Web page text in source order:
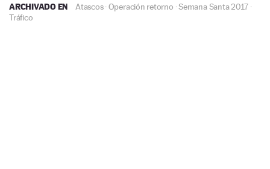
ARCHIVADO EN Atascos·Operación retorno ·Semana Santa 2017 ·
Tráfico